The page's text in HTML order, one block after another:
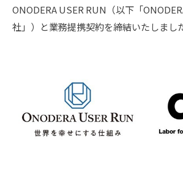
ONODERA USER RUN（以下「
社」）と業務提携契約を締結いたしまし